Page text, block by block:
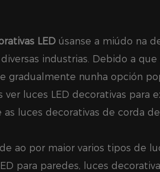
LEDúsanse a miúdo na
industrias. Debido a
gradualmente nunha opción
ver luces LED decorativas para
as luces decorativas de corda
ao por maior varios tipos de
para paredes, luces